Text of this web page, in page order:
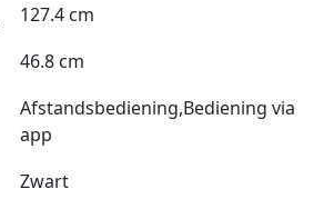
127.4 cm
46.8 cm
Afstandsbediening,Bediening via
app
Zwart